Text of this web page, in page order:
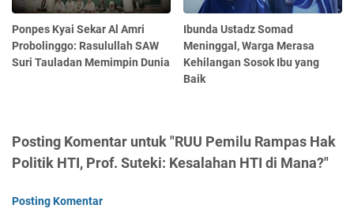
Ponpes Kyai Sekar Al Amri
Probolinggo: Rasulullah SAW
Suri Tauladan Memimpin Dunia
Ibunda Ustadz Somad
Meninggal, Warga Merasa
Kehilangan Sosok Ibu yang
Baik
Posting Komentar untuk "RUU Pemilu Rampas Hak
Politik HTI, Prof. Suteki: Kesalahan HTI di Mana?"
Posting Komentar